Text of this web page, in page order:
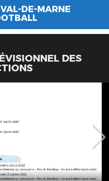
DE-MARNE
DES